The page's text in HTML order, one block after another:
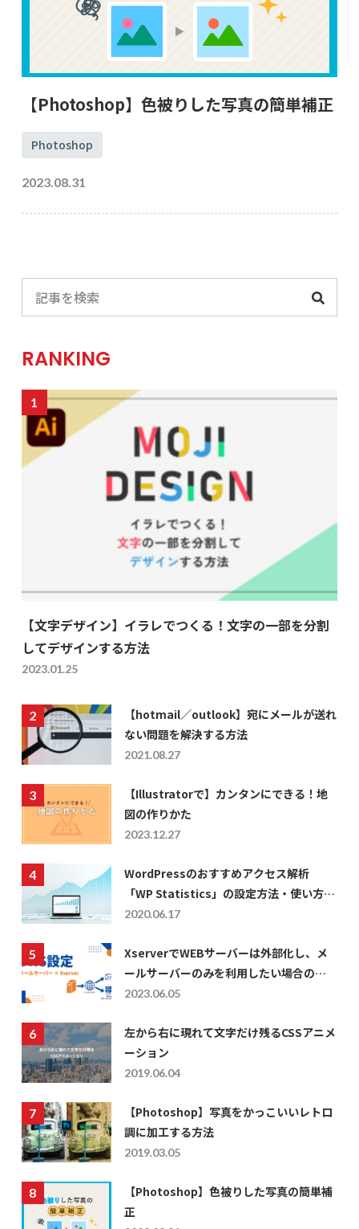
【Photoshop】色被りした写真の簡単補正
Photoshop
2023.08.31
RANKING
【文字デザイン】イラレでつくる！文字の一部を分割
してデザインする方法
2023.01.25
【hotmail／outlook】宛にメールが送れ
ない問題を解決する方法
2021.08.27
【Illustratorで】カンタンにできる！地
図の作りかた
2023.12.27
WordPressのおすすめアクセス解析
「WP Statistics」の設定方法・使い方に
ついて
2020.06.17
XserverでWEBサーバーは外部化し、メ
ールサーバーのみを利用したい場合の
DNS設定
2023.06.05
左から右に現れて文字だけ残るCSSアニメ
ーション
2019.06.04
【Photoshop】写真をかっこいいレトロ
調に加工する方法
2019.03.05
【Photoshop】色被りした写真の簡単補
正